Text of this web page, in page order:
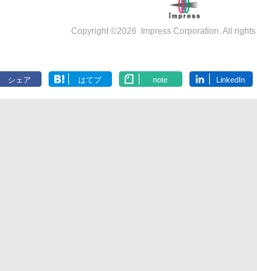
Copyright ©2026 Impress Corporation. All
シェア はてブ note LinkedIn